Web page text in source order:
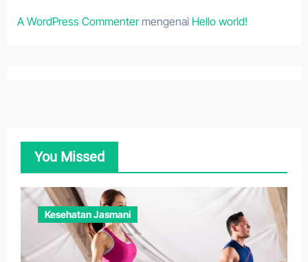
A WordPress Commentermengenai Hello world!
You Missed
Kesehatan Jasmani